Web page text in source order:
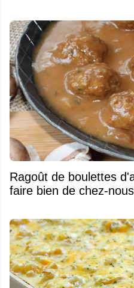
Ragoût de boulettes
faire bien de chez-